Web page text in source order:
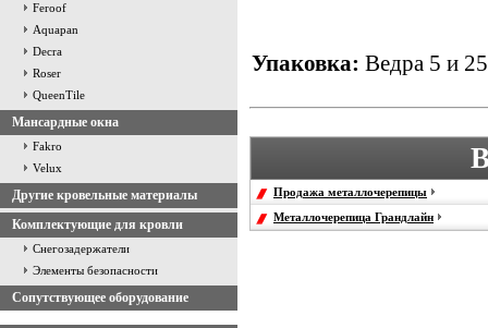
Feroof
Aquapan
Decra
Roser
QueenTile
Мансардные окна
Fakro
Velux
Другие кровельные материалы
Комплектующие для кровли
Снегозадержатели
Элементы безопасности
Сопутствующее оборудование
Упаковка: Ведра 5 и
Продажа металлочерепицы
Металлочерепица Грандлайн